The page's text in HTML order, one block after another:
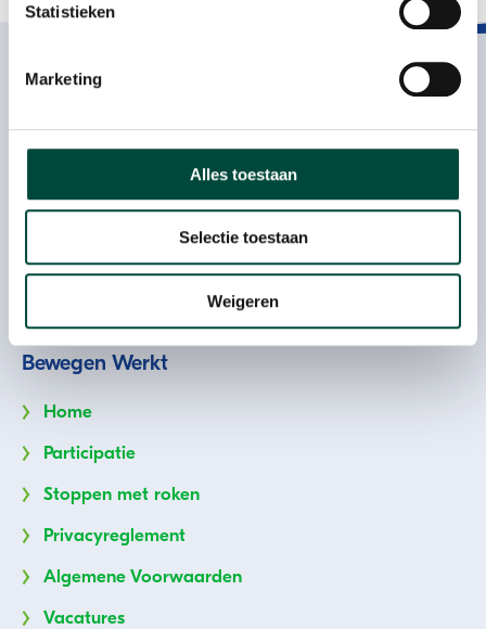
Statistieken
Marketing
Alles toestaan
Selectie toestaan
Weigeren
Participatie als resultaat
Contact
7602 PD Almelo
T: 085 073 33 00
info@bewegenwerkt.nl
Bewegen Werkt
Home
Participatie
Stoppen met roken
Privacyreglement
Algemene Voorwaarden
Vacatures